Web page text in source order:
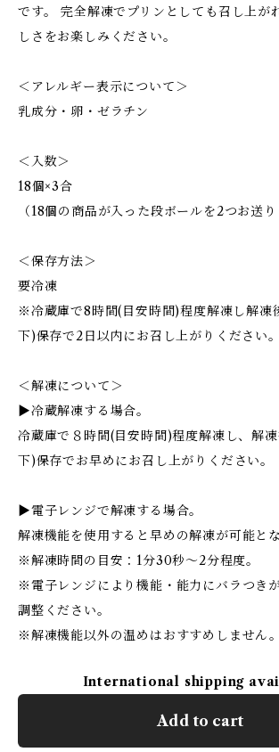
です。 完全解凍でプリンとしても召し上が
しさをお楽しみください。
＜アレルギー表示について＞
乳成分・卵・ゼラチン
＜入数＞
18個×3合
（18個の商品が入った段ボールを2つお送り
＜保存方法＞
要冷凍
※冷蔵庫で8時間(目安時間)程度解凍し解凍
下)保存で2日以内にお召し上がりください。
＜解凍について＞
▶︎冷蔵解凍する場合。
冷蔵庫で８時間(目安時間)程度解凍し、解
下)保存でお早めにお召し上がりください。
▶︎電子レンジで解凍する場合。
解凍機能を使用すると早めの解凍が可能とな
※解凍時間の目安：1分30秒〜2分程度。
※電子レンジにより機能・能力にバラつき
調整ください。
※解凍機能以外の温めはおすすめしません。
International shipping
Add to cart